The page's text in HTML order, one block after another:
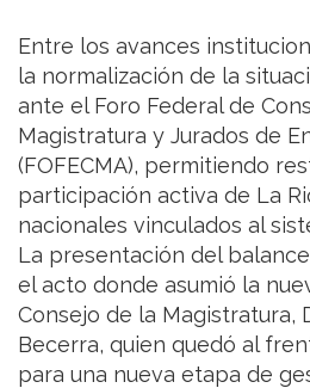
Entre los avances
la normalización de la
ante el Foro Federal de
Magistratura y Jurados de
(FOFECMA), permitiendo
participación activa de La
nacionales vinculados al
La presentación del
el acto donde asumió la
Consejo de la Magistratura,
Becerra, quien quedó al
para una nueva etapa de